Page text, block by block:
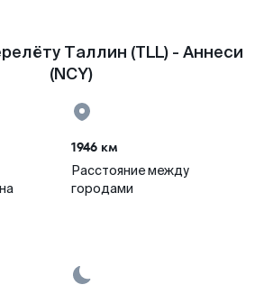
Таллин (TLL) - Аннеси
(NCY)
1946 км
Расстояние между
городами